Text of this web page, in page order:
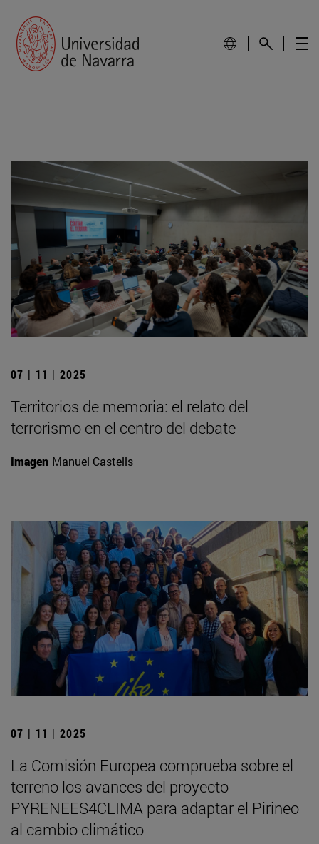
07 | 11 | 2025
Territorios de memoria: el relato del
terrorismo en el centro del debate
Imagen Manuel Castells
07 | 11 | 2025
La Comisión Europea comprueba sobre el
terreno los avances del proyecto
PYRENEES4CLIMA para adaptar el Pirineo
al cambio climático